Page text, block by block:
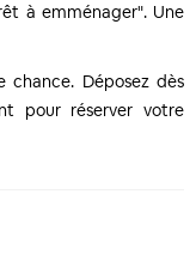
à emménager". Une
chance. Déposez dès
pour réserver votre